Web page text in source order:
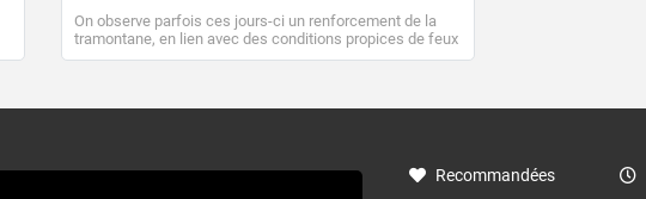
On observe parfois ces jours-ci un renforcement de la
tramontane, en lien avec des conditions propices de feux
de forêt. Mais qu'est-ce que la tramontane ? Quelles sont
à nord-ouest, dans un secteur qui part du Roussillon à la
monts, en allusion aux régions montagneuses d’où
Recommandées